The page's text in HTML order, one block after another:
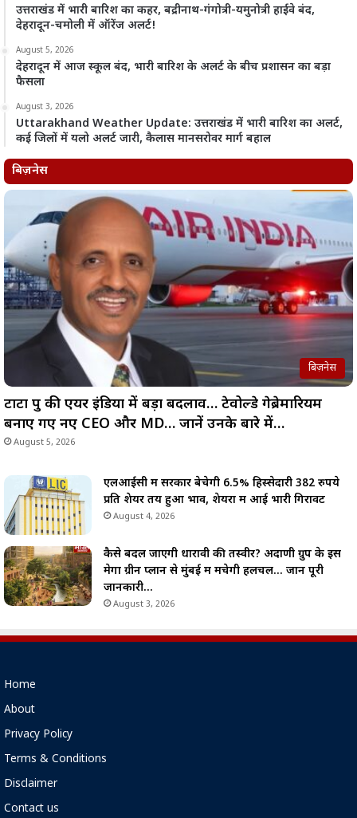
उत्तराखंड में भारी बारिश का कहर, बद्रीनाथ-गंगोत्री-यमुनोत्री हाईवे बंद,
देहरादून-चमोली में ऑरेंज अलर्ट!
August 5, 2026
देहरादून में आज स्कूल बंद, भारी बारिश के अलर्ट के बीच प्रशासन का बड़ा
फैसला
August 3, 2026
Uttarakhand Weather Update: उत्तराखंड में भारी बारिश का अलर्ट,
कई जिलों में यलो अलर्ट जारी, कैलास मानसरोवर मार्ग बहाल
बिज़नेस
बिज़नेस
टाटा ग्रुप की एयर इंडिया में बड़ा बदलाव… टेवोल्डे गेब्रेमारियम
बनाए गए नए CEO और MD… जानें उनके बारे में…
August 5, 2026
एलआईसी में सरकार बेचेगी 6.5% हिस्सेदारी 382 रुपये
प्रति शेयर तय हुआ भाव, शेयरों में आई भारी गिरावट
August 4, 2026
कैसे बदल जाएगी धारावी की तस्वीर? अदाणी ग्रुप के इस
मेगा ग्रीन प्लान से मुंबई में मचेगी हलचल… जानें पूरी
जानकारी…
August 3, 2026
Home
About
Privacy Policy
Terms & Conditions
Disclaimer
Contact us